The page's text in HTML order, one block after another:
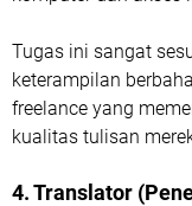
Tugas ini sangat
keterampilan
freelance yang
kualitas tulisan
4. Translator